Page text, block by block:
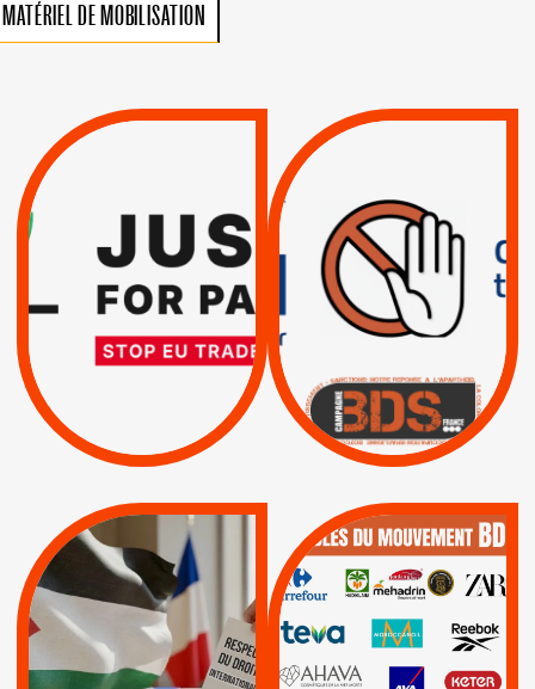
MATÉRIEL DE MOBILISATION
VIOLATIONS DES
SUSPENSION
TOTALE DE
L’ACCORD
D’ASSOCIATION UE-
ISRAËL
| Actus Pétitions
RESPECT DU DROIT
INTERNATIONAL ?
TRUMP, MACRON :
MÊME COMBAT
| Actus |
| Boycott militaire |
Lettres d'interpellation
MUNICIPALES 2026 :
JE VOTE POUR LE
RESPECT DU DROIT
INTERNATIONAL EN
PALESTINE
QUE BOYCOTTER ?
BOYCOTT /
AXA BNP | CAF |
Carrefour | HP |